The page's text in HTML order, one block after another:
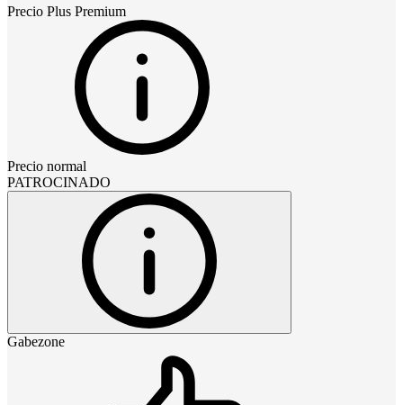
Precio Plus Premium
Precio normal
PATROCINADO
Gabezone